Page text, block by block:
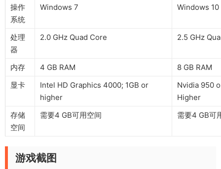
操作
系统
Windows 7 Windows 10
处理
器
2.0 GHz Quad Core 2.5 GHz
内存 4 GB RAM
8 GB RAM
显卡
Intel HD Graphics 4000; 1GB or
higher
Nvidia 950
Higher
存储
空间
需要4 GB可用空间 需要4 GB可
游戏截图